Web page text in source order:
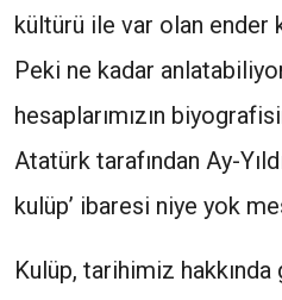
kültürü ile var olan ender
Peki ne kadar
hesaplarımızın
Atatürk tarafından Ay-
kulüp’ ibaresi niye yok
Kulüp, tarihimiz hakkında